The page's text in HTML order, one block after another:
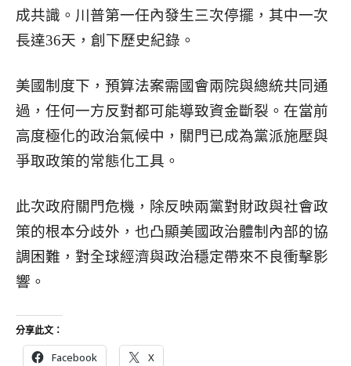
成共識。川普第一任內發生三次停擺，其中一次
長達36天，創下歷史紀錄。
美國制度下，預算法案需國會兩院與總統共同通
過，任何一方反對都可能導致資金斷裂。在當前
高度極化的政治氣候中，關門已成為黨派施壓與
爭取政策的常態化工具。
此次政府關門危機，除反映兩黨對財政與社會政
策的根本分歧外，也凸顯美國政治體制內部的協
調困難，對全球經濟與政治穩定帶來不良衝擊影
響。
分享此文：
Facebook X